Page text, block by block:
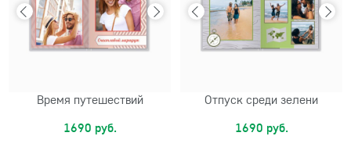
Время путешествий
1690 руб.
Отпуск среди зелени
1690 руб.